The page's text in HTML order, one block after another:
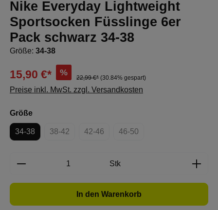
Nike Everyday Lightweight
Sportsocken Füsslinge 6er
Pack schwarz 34-38
Größe: 34-38
15,90 €* %
22,99 €* (30.84% gespart)
Preise inkl. MwSt. zzgl. Versandkosten
Größeauswählen
34-38 38-42
(Diese Option ist zurzeit nicht verfügbar.)
42-46
(Diese Option ist zurzeit nicht
46-50
(Diese Option ist zurzeit
Produkt Anzahl: Gib den gewünschten
Stk
In den Warenkorb